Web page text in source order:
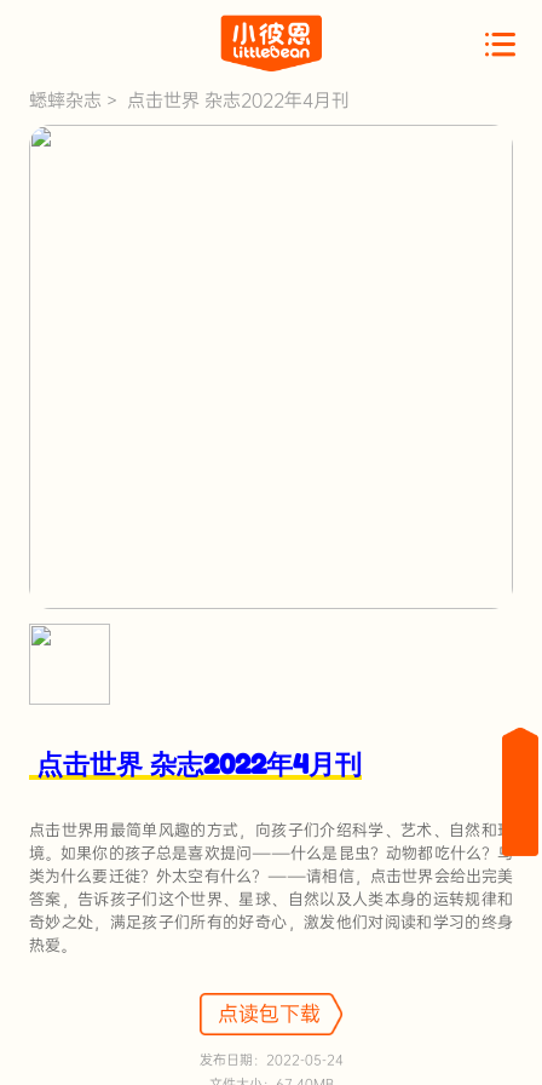
蟋蟀杂志 > 点击世界 杂志2022年4月刊
点击世界 杂志2022年4月刊
点击世界用最简单风趣的方式，向孩子们介绍科学、艺术、自然和环
境。如果你的孩子总是喜欢提问――什么是昆虫？动物都吃什么？鸟
类为什么要迁徙？外太空有什么？――请相信，点击世界会给出完美
答案，告诉孩子们这个世界、星球、自然以及人类本身的运转规律和
奇妙之处，满足孩子们所有的好奇心，激发他们对阅读和学习的终身
热爱。
点读包下载
发布日期：2022-05-24